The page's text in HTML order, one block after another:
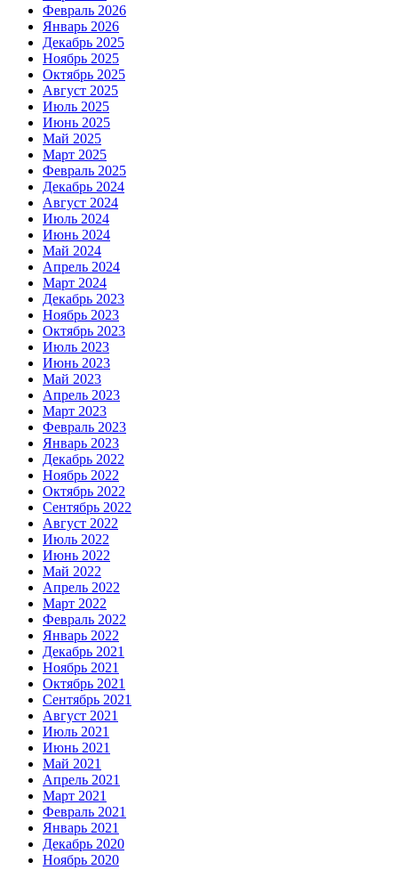
Февраль 2026
Январь 2026
Декабрь 2025
Ноябрь 2025
Октябрь 2025
Август 2025
Июль 2025
Июнь 2025
Май 2025
Март 2025
Февраль 2025
Декабрь 2024
Август 2024
Июль 2024
Июнь 2024
Май 2024
Апрель 2024
Март 2024
Декабрь 2023
Ноябрь 2023
Октябрь 2023
Июль 2023
Июнь 2023
Май 2023
Апрель 2023
Март 2023
Февраль 2023
Январь 2023
Декабрь 2022
Ноябрь 2022
Октябрь 2022
Сентябрь 2022
Август 2022
Июль 2022
Июнь 2022
Май 2022
Апрель 2022
Март 2022
Февраль 2022
Январь 2022
Декабрь 2021
Ноябрь 2021
Октябрь 2021
Сентябрь 2021
Август 2021
Июль 2021
Июнь 2021
Май 2021
Апрель 2021
Март 2021
Февраль 2021
Январь 2021
Декабрь 2020
Ноябрь 2020